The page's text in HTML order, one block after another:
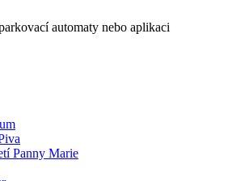
automaty nebo aplikaci
Panny Marie